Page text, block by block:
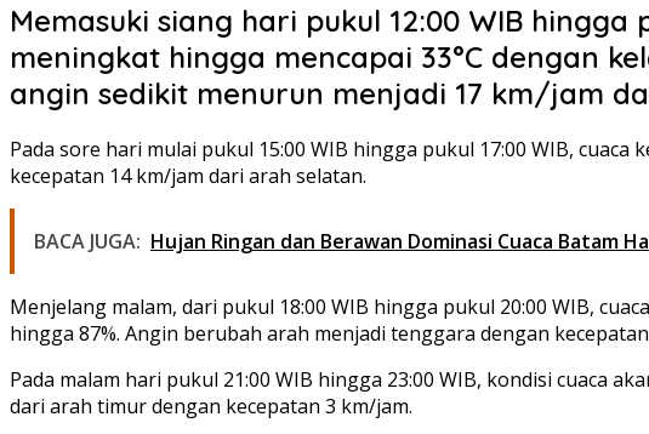
Memasuki siang hari pukul 12:00 WIB
meningkat hingga mencapai 33°C dengan
angin sedikit menurun menjadi 17 km/jam
Pada sore hari mulai pukul 15:00 WIB hingga pukul 17:00 WIB,
kecepatan 14 km/jam dari arah selatan.
BACA JUGA: Hujan Ringan dan Berawan Dominasi Cuaca Batam
Menjelang malam, dari pukul 18:00 WIB hingga pukul 20:00 WIB,
hingga 87%. Angin berubah arah menjadi tenggara dengan
Pada malam hari pukul 21:00 WIB hingga 23:00 WIB, kondisi cuaca
dari arah timur dengan kecepatan 3 km/jam.